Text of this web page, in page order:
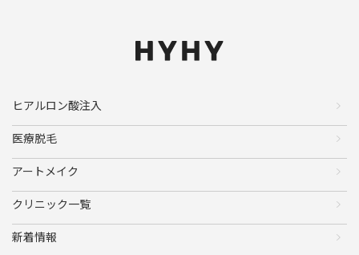
ヒアルロン酸注入
医療脱毛
アートメイク
クリニック一覧
新着情報